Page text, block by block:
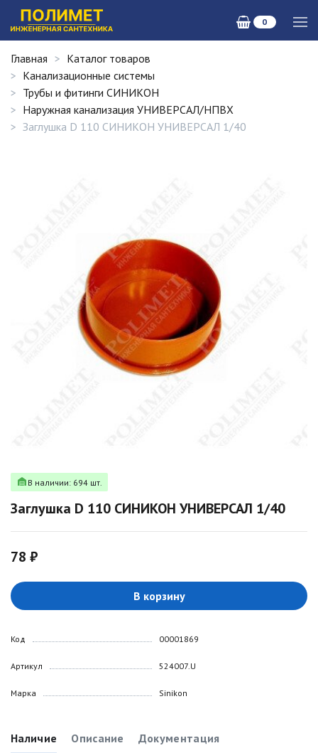
0
Главная
Каталог товаров
Канализационные системы
Трубы и фитинги СИНИКОН
Наружная канализация УНИВЕРСАЛ/НПВХ
Заглушка D 110 СИНИКОН УНИВЕРСАЛ 1/40
В наличии: 694 шт.
Заглушка D 110 СИНИКОН УНИВЕРСАЛ 1/40
78 ₽
В корзину
Код
Артикул
Марка
00001869
524007.U
Sinikon
Наличие Описание Документация